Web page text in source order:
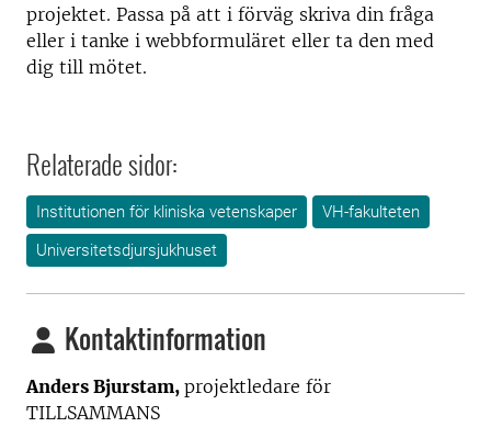
projektet. Passa på att i förväg skriva din fråga
eller i tanke i webbformuläret eller ta den med
dig till mötet.
Relaterade sidor:
Institutionen för kliniska vetenskaper
VH-fakulteten
Universitetsdjursjukhuset
Kontaktinformation
Anders Bjurstam, projektledare för
TILLSAMMANS